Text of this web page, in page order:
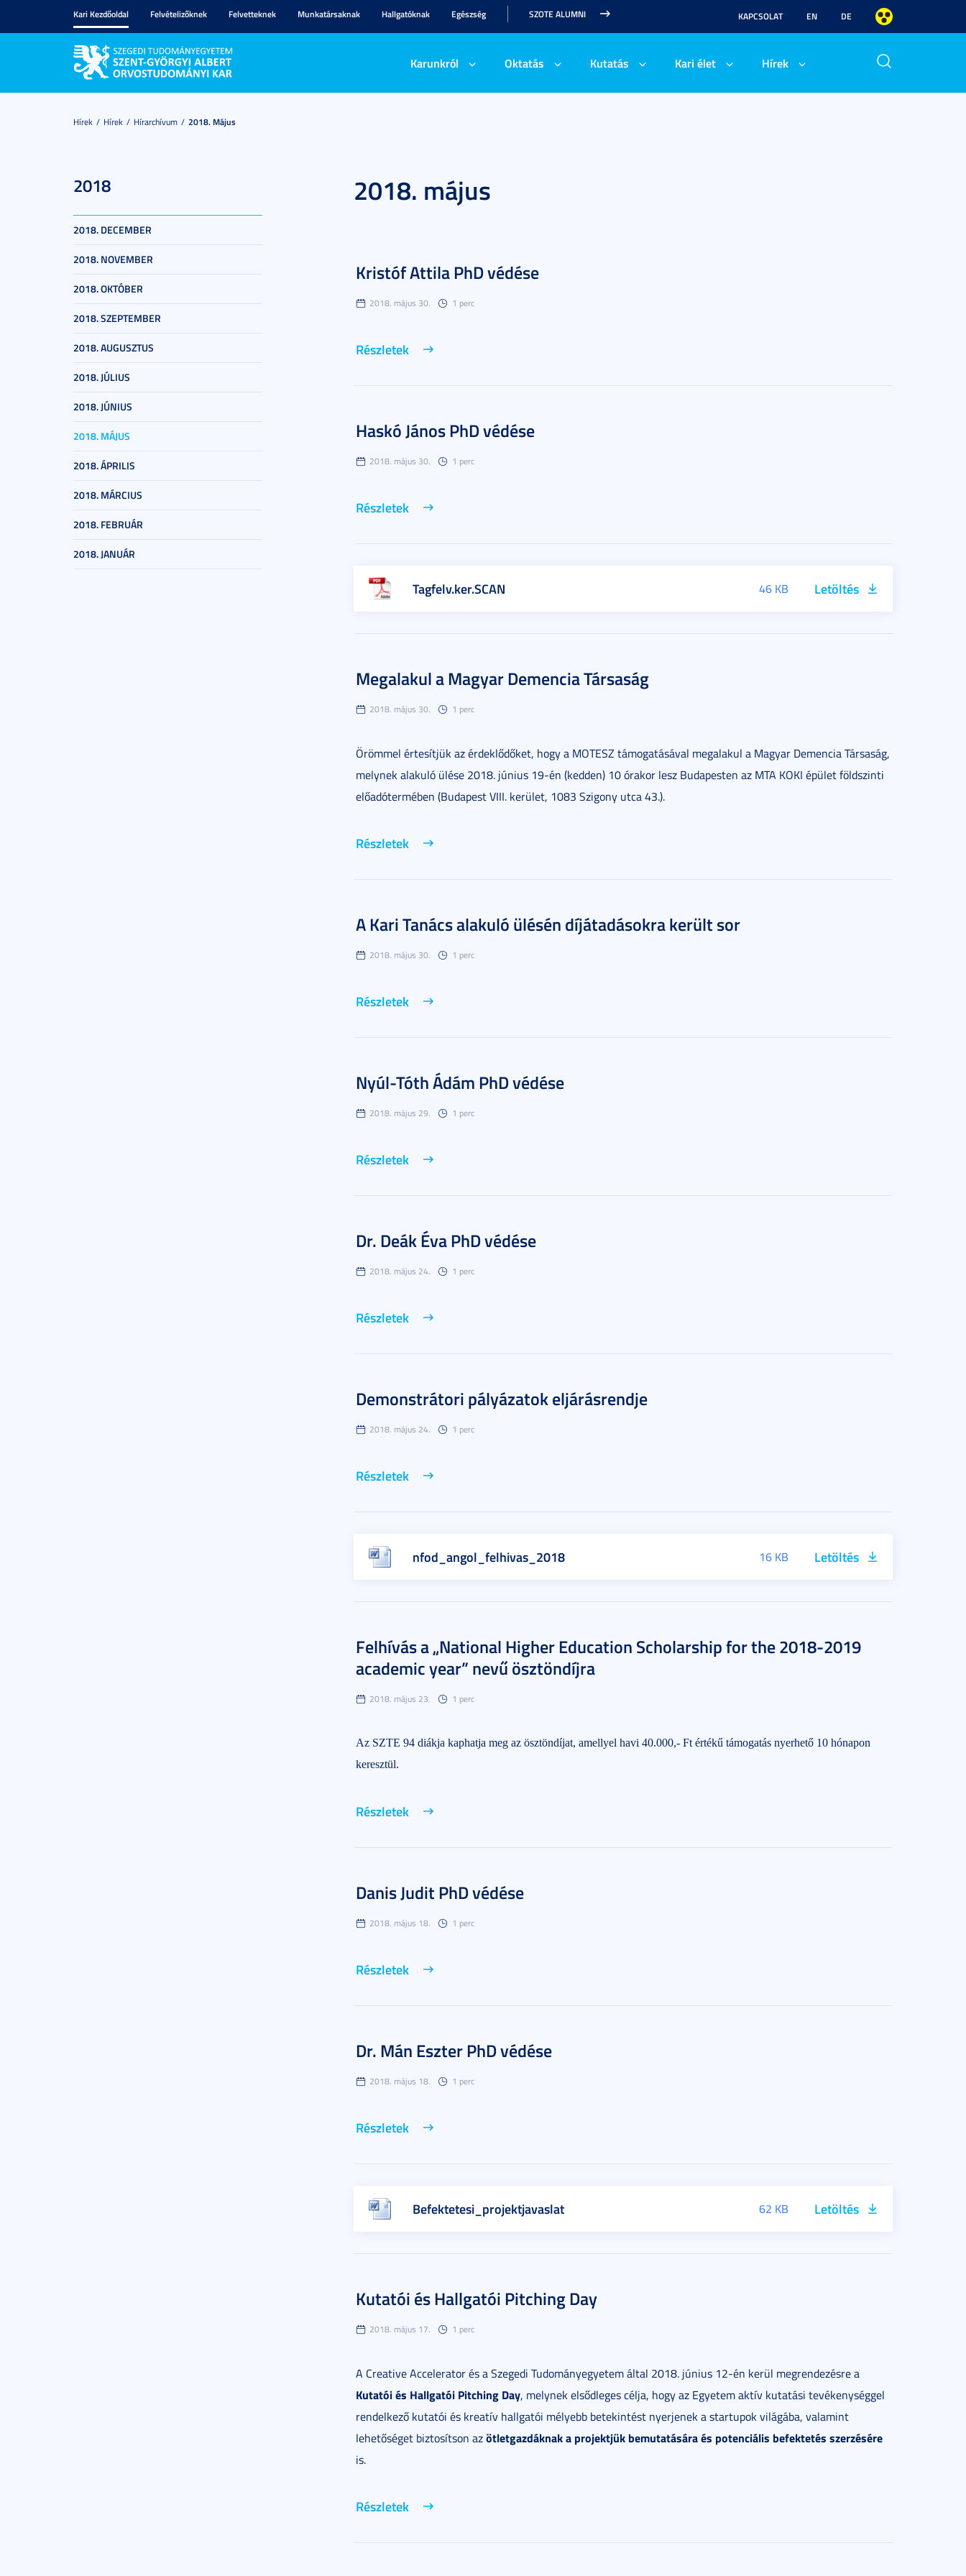
Kari Kezdőoldal Felvételizőknek Felvetteknek Munkatársaknak Hallgatóknak Egészség SZOTE ALUMNI KAPCSOLAT EN DE
Karunkról Oktatás Kutatás Kari élet Hírek
Hírek Hírek Hírarchívum 2018. Május
2018
2018. DECEMBER
2018. NOVEMBER
2018. OKTÓBER
2018. SZEPTEMBER
2018. AUGUSZTUS
2018. JÚLIUS
2018. JÚNIUS
2018. MÁJUS
2018. ÁPRILIS
2018. MÁRCIUS
2018. FEBRUÁR
2018. JANUÁR
2018. május
Kristóf Attila PhD védése
2018. május 30. 1 perc
Részletek
Haskó János PhD védése
2018. május 30. 1 perc
Részletek
Tagfelv.ker.SCAN 46 KB Letöltés
Megalakul a Magyar Demencia Társaság
2018. május 30. 1 perc
Örömmel értesítjük az érdeklődőket, hogy a MOTESZ támogatásával megalakul a Magyar Demencia Társaság,
melynek alakuló ülése 2018. június 19-én (kedden) 10 órakor lesz Budapesten az MTA KOKI épület földszinti
előadótermében (Budapest VIII. kerület, 1083 Szigony utca 43.).
Részletek
A Kari Tanács alakuló ülésén díjátadásokra került sor
2018. május 30. 1 perc
Részletek
Nyúl-Tóth Ádám PhD védése
2018. május 29. 1 perc
Részletek
Dr. Deák Éva PhD védése
2018. május 24. 1 perc
Részletek
Demonstrátori pályázatok eljárásrendje
2018. május 24. 1 perc
Részletek
nfod_angol_felhivas_2018 16 KB Letöltés
Felhívás a „National Higher Education Scholarship for the 2018-2019
academic year” nevű ösztöndíjra
2018. május 23. 1 perc
Az SZTE 94 diákja kaphatja meg az ösztöndíjat, amellyel havi 40.000,- Ft értékű támogatás nyerhető 10 hónapon
keresztül.
Részletek
Danis Judit PhD védése
2018. május 18. 1 perc
Részletek
Dr. Mán Eszter PhD védése
2018. május 18. 1 perc
Részletek
Befektetesi_projektjavaslat 62 KB Letöltés
Kutatói és Hallgatói Pitching Day
2018. május 17. 1 perc
A Creative Accelerator és a Szegedi Tudományegyetem által 2018. június 12-én kerül megrendezésre a
Kutatói és Hallgatói Pitching Day, melynek elsődleges célja, hogy az Egyetem aktív kutatási tevékenységgel
rendelkező kutatói és kreatív hallgatói mélyebb betekintést nyerjenek a startupok világába, valamint
lehetőséget biztosítson azötletgazdáknak a projektjük bemutatására és potenciális befektetés szerzésére
is.
Részletek